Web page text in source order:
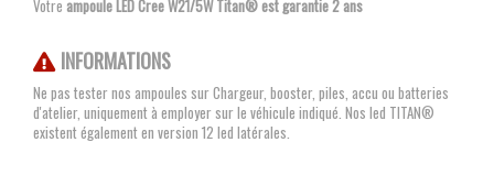
Votre ampoule LED Cree W21/5W Titan® est garantie 2 ans
INFORMATIONS
Ne pas tester nos ampoules sur Chargeur, booster, piles, accu ou batteries
d'atelier, uniquement à employer sur le véhicule indiqué. Nos led TITAN®
existent également en version 12 led latérales.